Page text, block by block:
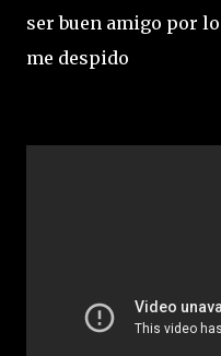
ser buen amigo por
me despido